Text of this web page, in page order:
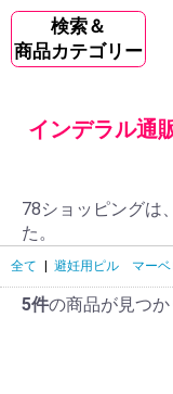
検索＆
商品カテゴリー
インデラル通
78ショッピングは
た。
全て 避妊用ピル マーベ
5件の商品が見つ